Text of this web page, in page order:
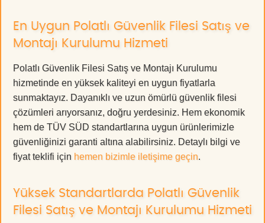
En Uygun Polatlı Güvenlik Filesi Satış ve
Montajı Kurulumu Hizmeti
Polatlı Güvenlik Filesi Satış ve Montajı Kurulumu
hizmetinde en yüksek kaliteyi en uygun fiyatlarla
sunmaktayız. Dayanıklı ve uzun ömürlü güvenlik filesi
çözümleri arıyorsanız, doğru yerdesiniz. Hem ekonomik
hem de TÜV SÜD standartlarına uygun ürünlerimizle
güvenliğinizi garanti altına alabilirsiniz. Detaylı bilgi ve
fiyat teklifi için hemen bizimle iletişime geçin.
Yüksek Standartlarda Polatlı Güvenlik
Filesi Satış ve Montajı Kurulumu Hizmeti